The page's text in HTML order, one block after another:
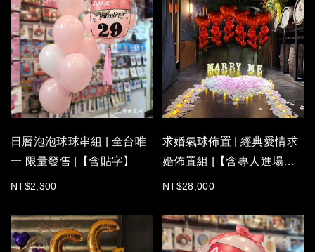
日曆泡泡球球串組 | 全台唯
一 限量發售 |【含貼字】
NT$2,300
求婚氣球佈置 | 經典愛情求
婚佈置組 |【含專人進場佈
置】
NT$28,000